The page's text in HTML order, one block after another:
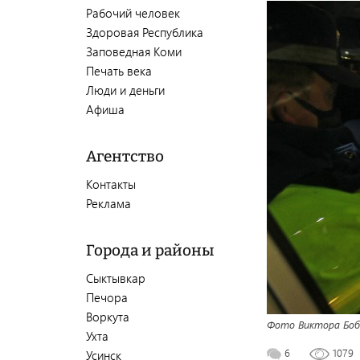
Рабочий человек
Здоровая Республика
Заповедная Коми
Печать века
Люди и деньги
Афиша
Агентство
Контакты
Реклама
Города и районы
Сыктывкар
Печора
Воркута
Ухта
Усинск
Фото Виктора
6 1079